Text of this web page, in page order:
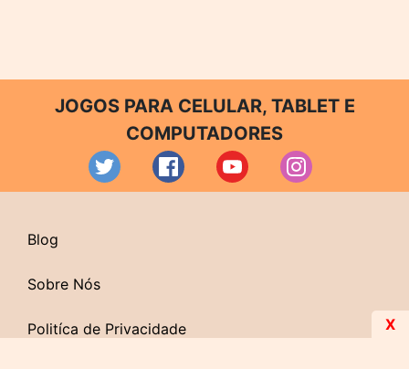
JOGOS PARA CELULAR, TABLET E
COMPUTADORES
Blog
Sobre Nós
Politíca de Privacidade X